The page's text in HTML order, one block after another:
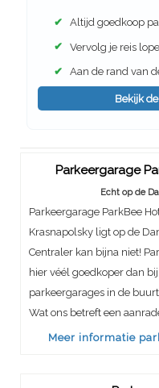
✔ Altijd goedkoop
✔ Vervolg je reis
✔ Aan de rand van
Bekijk
Parkeergarage
Echt op de
Parkeergarage ParkBee
Krasnapolsky ligt op de
Centraler kan bijna niet!
hier véél goedkoper dan
parkeergarages in de buurt.
Wat ons betreft een
Meer informatie